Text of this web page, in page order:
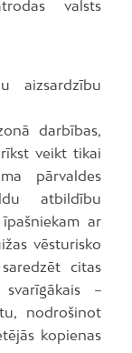
valsts
aizsardzību
darbības,
veikt tikai
pārvaldes
atbildību
ar
vēsturisko
citas
–
nodrošinot
kopienas